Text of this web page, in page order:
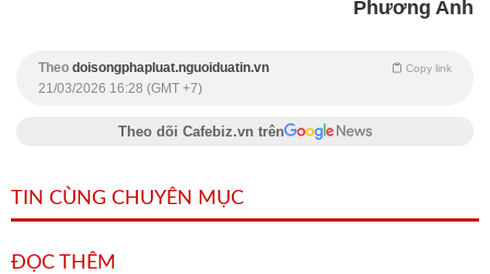
Phương Anh
Theo doisongphapluat.nguoiduatin.vn Copy link
21/03/2026 16:28 (GMT +7)
Theo dõi Cafebiz.vn trên
TIN CÙNG CHUYÊN MỤC
ĐỌC THÊM